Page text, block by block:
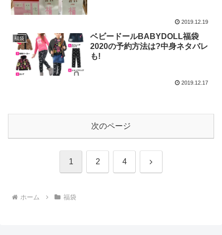
2019.12.19
福袋
ベビードールBABYDOLL福袋
2020の予約方法は?中身ネタバレ
も! ​
2019.12.17
次のページ
1 2 4 次
ホーム 福袋